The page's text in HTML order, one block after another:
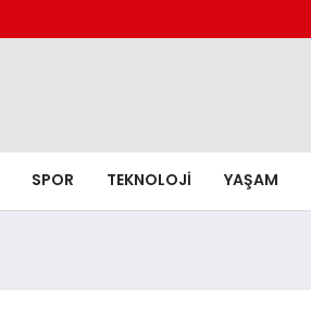
SPOR TEKNOLOJI YAŞAM